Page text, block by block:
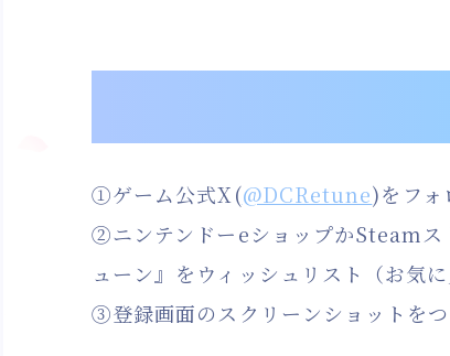
①ゲーム公式X(@DCRetune)をフォ
②ニンテンドーeショップかSteam
ューン』をウィッシュリスト（お気
③登録画面のスクリーンショットを